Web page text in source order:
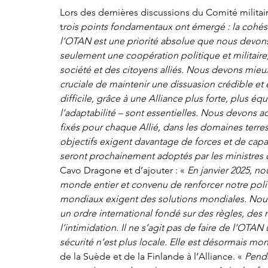
Lors des dernières discussions du Comité
trois points fondamentaux ont émergé : la
l’OTAN est une priorité absolue que nous
seulement une coopération politique et
société et des citoyens alliés. Nous devons
cruciale de maintenir une dissuasion crédible
difficile, grâce à une Alliance plus forte, plus
l’adaptabilité – sont essentielles. Nous devons
fixés pour chaque Allié, dans les domaines
objectifs exigent davantage de forces et de
seront prochainement adoptés par les
Cavo Dragone et d’ajouter : « En janvier 2025,
monde entier et convenu de renforcer notre
mondiaux exigent des solutions mondiales.
un ordre international fondé sur des règles,
l’intimidation. Il ne s’agit pas de faire de
sécurité n’est plus locale. Elle est désormais
de la Suède et de la Finlande à l’Alliance. «